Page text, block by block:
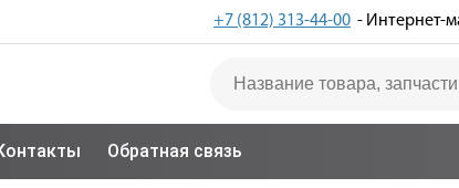
+7 (812) 313-44-00 - Интернет-
Обратная связь